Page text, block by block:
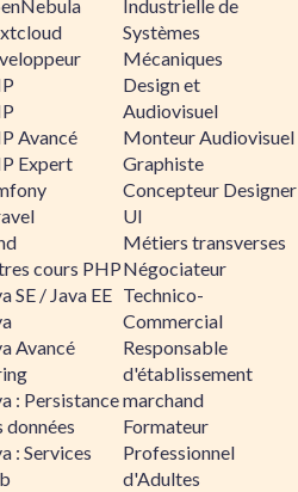
Avancé
Expert
cours PHP
SE / Java EE
Avancé
: Persistance
données
: Services
Industrielle de
Systèmes
Mécaniques
Design et
Audiovisuel
Monteur Audiovisuel
Graphiste
Concepteur Designer
UI
Métiers transverses
Négociateur
Technico-
Commercial
Responsable
d'établissement
marchand
Formateur
Professionnel
d'Adultes